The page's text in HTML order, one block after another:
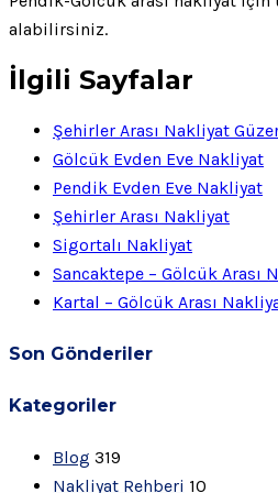
alabilirsiniz.
İlgili Sayfalar
Şehirler Arası Nakliyat
Gölcük Evden Eve Nakliyat
Pendik Evden Eve Nakliyat
Şehirler Arası Nakliyat
Sigortalı Nakliyat
Sancaktepe – Gölcük Arası
Kartal – Gölcük Arası
Son Gönderiler
Kategoriler
Blog 319
Nakliyat Rehberi 10